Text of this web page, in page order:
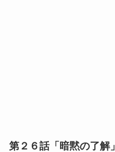
第２６話「暗黙の了解」